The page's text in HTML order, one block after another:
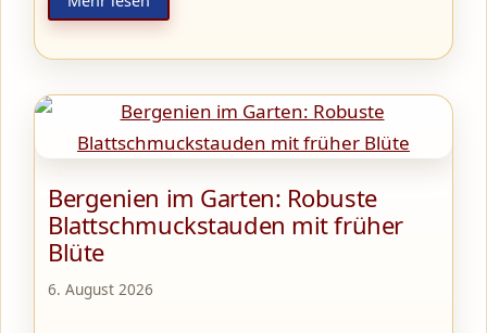
Bergenien im Garten: Robuste
Blattschmuckstauden mit früher
Blüte
6. August 2026